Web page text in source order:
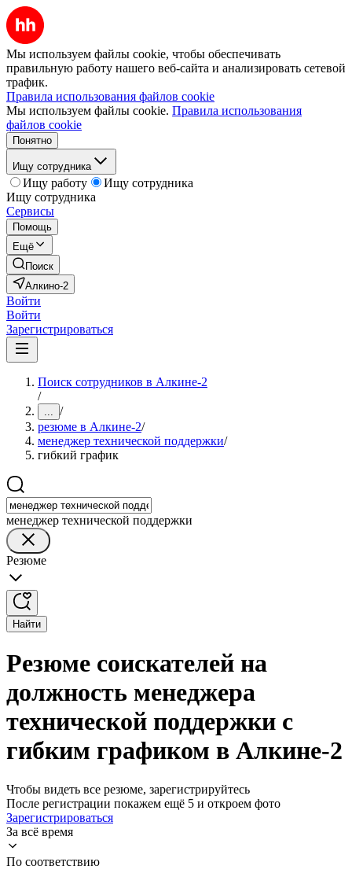
Мы используем файлы cookie, чтобы обеспечивать
правильную работу нашего веб-сайта и анализировать сетевой
трафик.
Правила использования файлов cookie
Мы используем файлы cookie. Правила использования
файлов cookie
Понятно
Ищу сотрудника
Ищу работу
Ищу сотрудника
Ищу сотрудника
Сервисы
Помощь
Ещё
Поиск
Алкино-2
Войти
Войти
Зарегистрироваться
Поиск сотрудников в Алкине-2
/
... /
резюме в Алкине-2/
менеджер технической поддержки/
гибкий график
менеджер технической поддержки
Резюме
Найти
Резюме соискателей на
должность менеджера
технической поддержки с
гибким графиком в Алкине-2
Чтобы видеть все резюме, зарегистрируйтесь
После регистрации покажем ещё 5 и откроем фото
Зарегистрироваться
За всё время
По соответствию